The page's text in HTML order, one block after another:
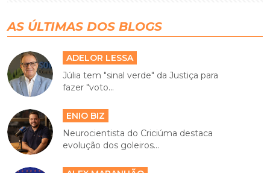
AS ÚLTIMAS DOS BLOGS
ADELOR LESSA
Júlia tem "sinal verde" da Justiça para
fazer "voto...
ENIO BIZ
Neurocientista do Criciúma destaca
evolução dos goleiros...